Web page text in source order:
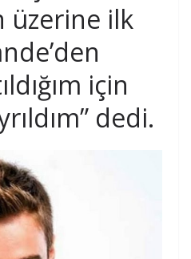
üzerine ilk
için
dedi.